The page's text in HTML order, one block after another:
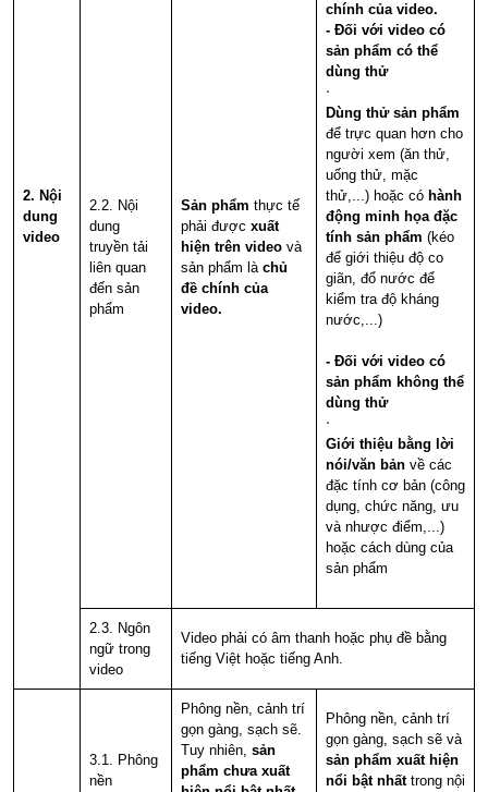
2. Nội
dung
video
2.2. Nội
dung
truyền tải
liên quan
đến sản
phẩm
Sản phẩm thực tế
phải được xuất
hiện trên video và
sản phẩm là chủ
đề chính của
video.
chính của video.
- Đối với video có
sản phẩm có thể
dùng thử
·
Dùng thử sản phẩm
để trực quan hơn cho
người xem (ăn thử,
uống thử, mặc
thử,...) hoặc có hành
động minh họa đặc
tính sản phẩm (kéo
để giới thiệu độ co
giãn, đổ nước để
kiểm tra độ kháng
nước,...)
- Đối với video có
sản phẩm không thể
dùng thử
·
Giới thiệu bằng lời
nói/văn bản về các
đặc tính cơ bản (công
dụng, chức năng, ưu
và nhược điểm,...)
hoặc cách dùng của
sản phẩm
2.3. Ngôn
ngữ trong
video
Video phải có âm thanh hoặc phụ đề bằng
tiếng Việt hoặc tiếng Anh.
3.1. Phông
nền
Phông nền, cảnh trí
gọn gàng, sạch sẽ.
Tuy nhiên, sản
phẩm chưa xuất
Phông nền, cảnh trí
gọn gàng, sạch sẽ và
sản phẩm xuất hiện
nổi bật nhất trong nội